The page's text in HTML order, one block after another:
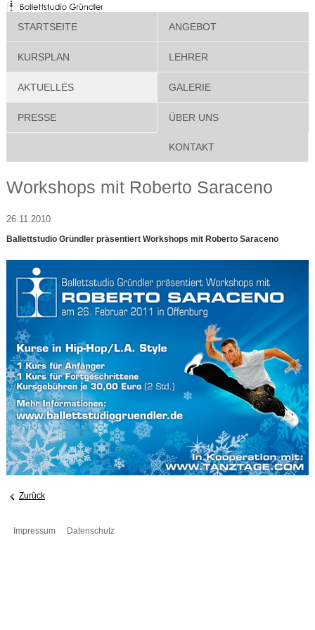
STARTSEITE ANGEBOT
KURSPLAN LEHRER
AKTUELLES GALERIE
PRESSE ÜBER UNS
KONTAKT
Workshops mit Roberto Saraceno
26.11.2010
Ballettstudio Gründler präsentiert Workshops mit Roberto Saraceno
Zurück
Impressum Datenschutz